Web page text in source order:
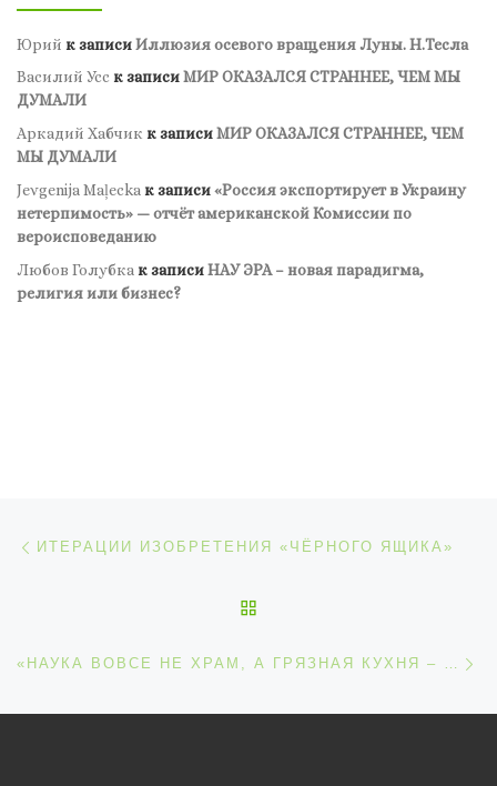
Юрий к записиИллюзия осевого вращения Луны. Н.Тесла
Василий Усс к записиМИР ОКАЗАЛСЯ СТРАННЕЕ, ЧЕМ МЫ
ДУМАЛИ
Аркадий Хабчик к записиМИР ОКАЗАЛСЯ СТРАННЕЕ, ЧЕМ
МЫ ДУМАЛИ
Jevgenija Maļecka к записи«Россия экспортирует в Украину
нетерпимость» — отчёт американской Комиссии по
вероисповеданию
Любов Голубка к записиНАУ ЭРА – новая парадигма,
религия или бизнес?
ИТЕРАЦИИ ИЗОБРЕТЕНИЯ «ЧЁРНОГО ЯЩИКА»
«НАУКА ВОВСЕ НЕ ХРАМ, А ГРЯЗНАЯ КУХНЯ – ОТ ЭТОГО ФАКТА НИКУДА НЕ ДЕНЕШЬСЯ…»